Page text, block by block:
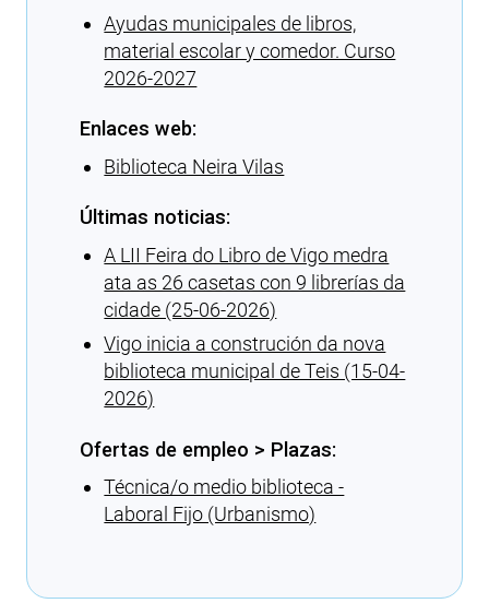
Ayudas municipales de libros,
material escolar y comedor. Curso
2026-2027
Enlaces web:
Biblioteca Neira Vilas
Últimas noticias:
A LII Feira do Libro de Vigo medra
ata as 26 casetas con 9 librerías da
cidade (25-06-2026)
Vigo inicia a construción da nova
biblioteca municipal de Teis (15-04-
2026)
Ofertas de empleo > Plazas:
Técnica/o medio biblioteca -
Laboral Fijo (Urbanismo)